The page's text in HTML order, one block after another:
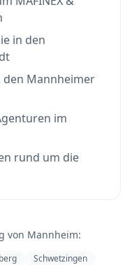
in den
Mannheimer
im
rund um die
von Mannheim:
Schwetzingen